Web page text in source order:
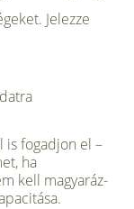
Jelezze
is fogadjon el –
ha
kell magyaráz­